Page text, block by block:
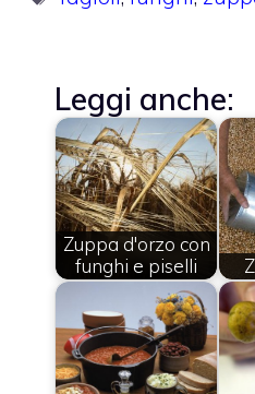
Leggi anche:
Zuppa d'orzo con
funghi e piselli